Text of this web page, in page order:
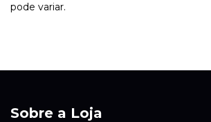
pode variar.
Sobre a Loja